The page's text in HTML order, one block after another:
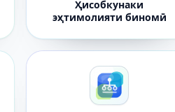
Ҳисобкунаки
эҳтимолияти биномӣ